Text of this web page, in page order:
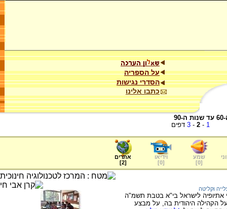
על הספריה
הסדרי נגישות
כתבו אלינו
1
-
2
-
3 דפים
שמע
[
0
]
וידיאו
[
0
]
אתרים
[
2
]
וקליטה
לישראל בי"א בטבת תשמ"ה
ועל הקהילה היהודית בה, על מבצע